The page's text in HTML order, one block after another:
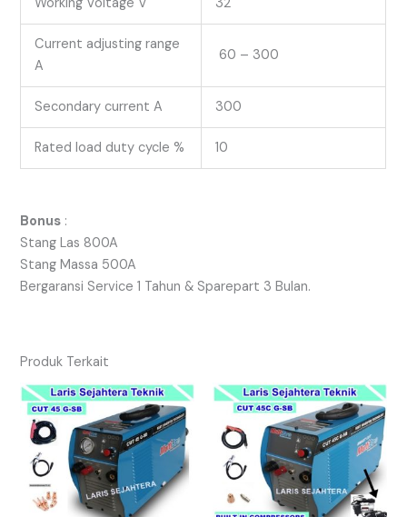
Working Voltage V 32
Current adjusting range
A
60 – 300
Secondary current A 300
Rated load duty cycle % 10
Bonus :
Stang Las 800A
Stang Massa 500A
Bergaransi Service 1 Tahun & Sparepart 3 Bulan.
Produk Terkait